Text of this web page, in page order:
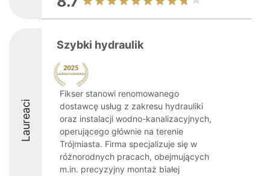
Laureaci
Szybki hydraulik
Fikser stanowi renomowanego
dostawcę usług z zakresu hydrauliki
oraz instalacji wodno-kanalizacyjnych,
operującego głównie na terenie
Trójmiasta. Firma specjalizuje się w
różnorodnych pracach, obejmujących
m.in. precyzyjny montaż białej